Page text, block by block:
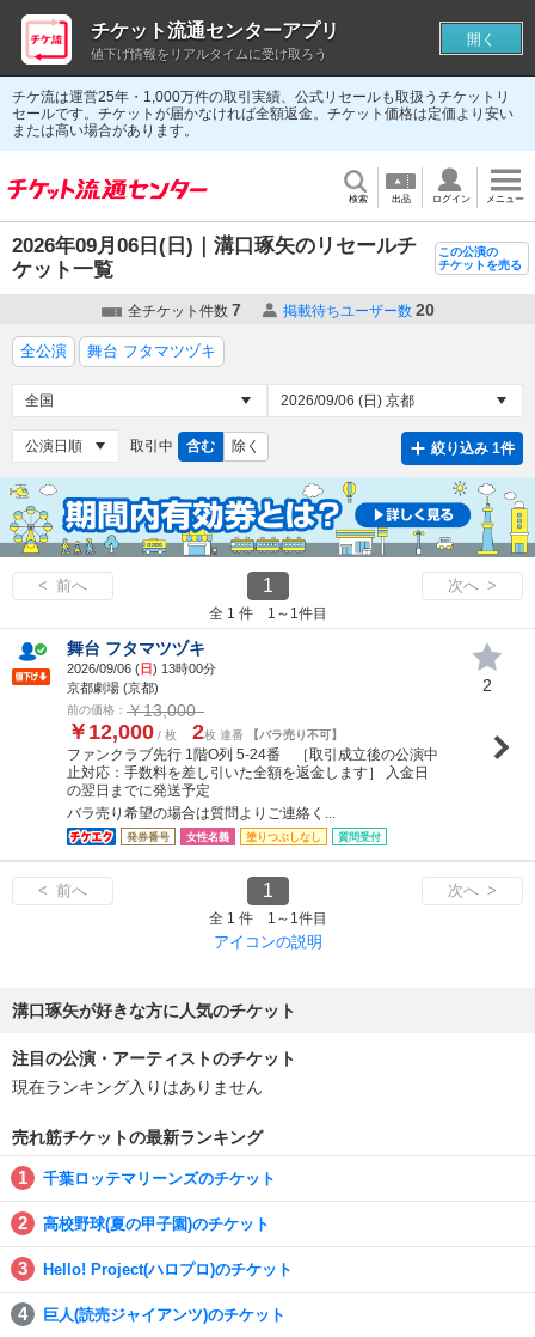
チケ流は運営25年・1,000万件の取引実績、公式リセールも取扱うチケットリ
セールです。チケットが届かなければ全額返金。チケット価格は定価より安い
または高い場合があります。
検索 出品 ログイン メニュー
2026年09月06日(日)｜溝口琢矢のリセールチ
ケット一覧
この公演の
チケットを売る
全チケット件数 7 掲載待ちユーザー数 20
全公演 舞台 フタマツヅキ
取引中 含む 除く 絞り込み 1件
< 前へ 1 次へ >
全 1 件 1～1件目
舞台 フタマツヅキ
2026/09/06 (日) 13時00分
京都劇場 (京都)
前の価格： ￥13,000
￥12,000 / 枚 2枚 連番 【バラ売り不可】
ファンクラブ先行 1階O列 5-24番 ［取引成立後の公演中
止対応：手数料を差し引いた全額を返金します］ 入金日
の翌日までに発送予定
バラ売り希望の場合は質問よりご連絡く...
発券番号 女性名義 塗りつぶしなし 質問受付
2
< 前へ 1 次へ >
全 1 件 1～1件目
アイコンの説明
溝口琢矢が好きな方に人気のチケット
注目の公演・アーティストのチケット
現在ランキング入りはありません
売れ筋チケットの最新ランキング
千葉ロッテマリーンズのチケット
高校野球(夏の甲子園)のチケット
Hello! Project(ハロプロ)のチケット
巨人(読売ジャイアンツ)のチケット
チケット流通センターアプリ
値下げ情報をリアルタイムに受け取ろう
開く